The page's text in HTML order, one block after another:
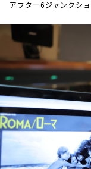
今日の番組
週間番組表
トピックス
TBS
お知らせ
イベント・
YouTube
会社情報
アフター6ジャンクシ